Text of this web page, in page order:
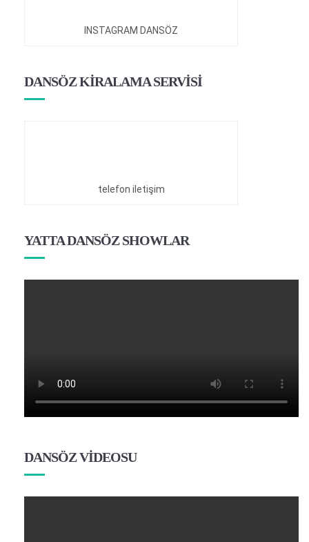
INSTAGRAM DANSÖZ
DANSÖZ KİRALAMA SERVİSİ
telefon iletişim
YATTA DANSÖZ SHOWLAR
DANSÖZ VİDEOSU